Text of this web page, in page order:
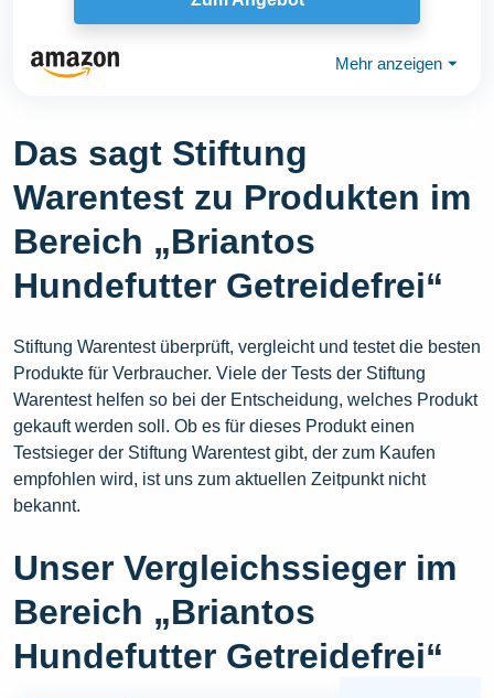
Mehr anzeigen ⏷
Das sagt Stiftung
Warentest zu Produkten im
Bereich „Briantos
Hundefutter Getreidefrei“
Stiftung Warentest überprüft, vergleicht und testet die besten
Produkte für Verbraucher. Viele der Tests der Stiftung
Warentest helfen so bei der Entscheidung, welches Produkt
gekauft werden soll. Ob es für dieses Produkt einen
Testsieger der Stiftung Warentest gibt, der zum Kaufen
empfohlen wird, ist uns zum aktuellen Zeitpunkt nicht
bekannt.
Unser Vergleichssieger im
Bereich „Briantos
Hundefutter Getreidefrei“